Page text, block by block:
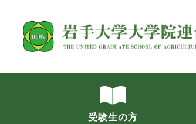
受験生の方